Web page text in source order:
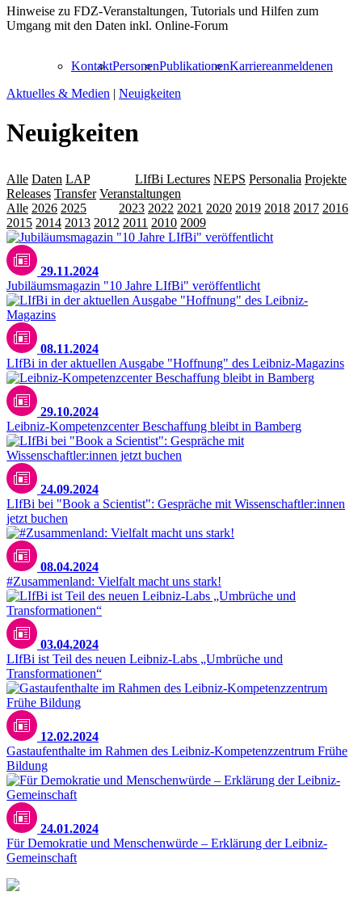
Hinweise zu FDZ-Veranstaltungen, Tutorials und Hilfen zum
Umgang mit den Daten inkl. Online-Forum
KontaktPersonenPublikationenKarriereanmeldenen
Aktuelles & Medien | Neuigkeiten
Neuigkeiten
Alle Daten LAP LIfBi Lectures NEPS Personalia Projekte
Releases Transfer Veranstaltungen
Alle 2026 2025 2023 2022 2021 2020 2019 2018 2017 2016
2015 2014 2013 2012 2011 2010 2009
29.11.2024
Jubiläumsmagazin "10 Jahre LIfBi" veröffentlicht
08.11.2024
LIfBi in der aktuellen Ausgabe "Hoffnung" des Leibniz-Magazins
29.10.2024
Leibniz-Kompetenzcenter Beschaffung bleibt in Bamberg
24.09.2024
LIfBi bei "Book a Scientist": Gespräche mit Wissenschaftler:innen
jetzt buchen
08.04.2024
#Zusammenland: Vielfalt macht uns stark!
03.04.2024
LIfBi ist Teil des neuen Leibniz-Labs „Umbrüche und
Transformationen“
12.02.2024
Gastaufenthalte im Rahmen des Leibniz-Kompetenzzentrum Frühe
Bildung
24.01.2024
Für Demokratie und Menschenwürde – Erklärung der Leibniz-
Gemeinschaft